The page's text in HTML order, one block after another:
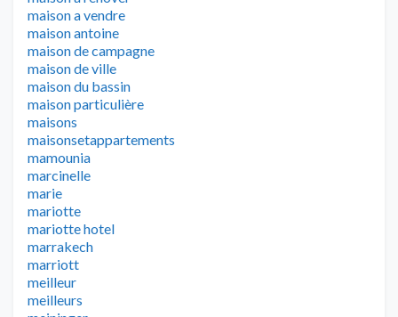
maison a vendre
maison antoine
maison de campagne
maison de ville
maison du bassin
maison particulière
maisons
maisonsetappartements
mamounia
marcinelle
marie
mariotte
mariotte hotel
marrakech
marriott
meilleur
meilleurs